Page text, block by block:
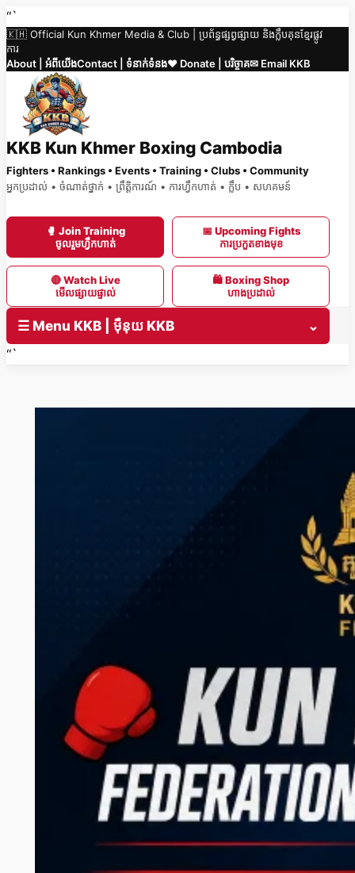
Skip
to
content
“`
🇰🇭 Official Kun Khmer Media & Club | ប្រព័ន្ធផ្សព្វផ្សាយ និងក្លឹបគុនខ្មែរផ្លូវ
ការ
About | អំពីយើងContact | ទំនាក់ទំនង❤️ Donate | បរិច្ចាគ✉ Email KKB
KKB Kun Khmer Boxing Cambodia
Fighters • Rankings • Events • Training • Clubs • Community
អ្នកប្រដាល់ • ចំណាត់ថ្នាក់ • ព្រឹត្តិការណ៍ • ការហ្វឹកហាត់ • ក្លឹប • សហគមន៍
🥊 Join Training
ចូលរួមហ្វឹកហាត់
📅 Upcoming Fights
ការប្រកួតខាងមុខ
🔴 Watch Live
មើលផ្សាយផ្ទាល់
🛍 Boxing Shop
ហាងប្រដាល់
☰ Menu KKB | ម៉ឺនុយ KKB
⌄
“`